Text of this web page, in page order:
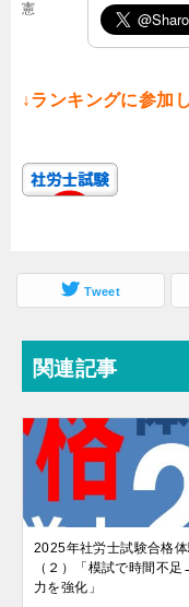
憲
↓ランキングに参加
Tweet
関連記事
2025年社労士試験合格
（２）「模試で時間不
力を強化」